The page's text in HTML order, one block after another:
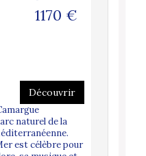
1170 €
Découvrir
naturel de la
est célèbre pour